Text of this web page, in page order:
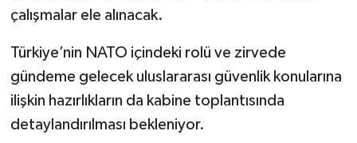
çalışmalar ele alınacak.
Türkiye’nin NATO içindeki rolü ve zirvede
gündeme gelecek uluslararası güvenlik konularına
ilişkin hazırlıkların da kabine toplantısında
detaylandırılması bekleniyor.